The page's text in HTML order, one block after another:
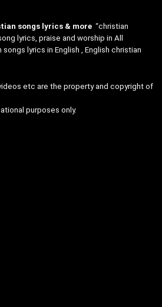
songs lyrics & more “christian
lyrics, praise and worship in All
lyrics in English , English christian
etc are the property and copyright of
purposes only.